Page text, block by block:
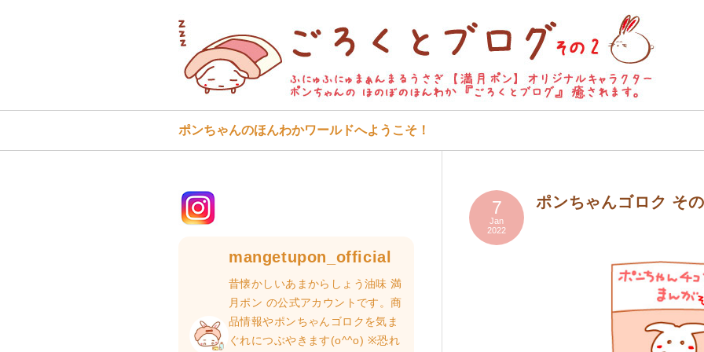
ポンちゃんのほんわかワールドへようこそ！
7
Jan
2022
ポンちゃんゴロク そ
mangetupon_official
昔懐かしいあまからしょう油味 満
月ポン の公式アカウントです。商
品情報やポンちゃんゴロクを気ま
ぐれにつぶやきます(o^^o) ※恐れ